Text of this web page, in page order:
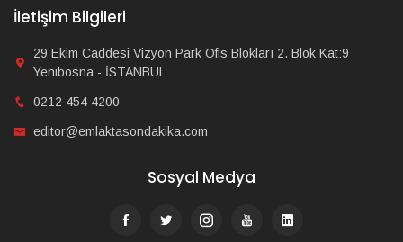
İletişim Bilgileri
29 Ekim Caddesi Vizyon Park Ofis Blokları 2. Blok Kat:9
Yenibosna - İSTANBUL
0212 454 4200
editor@emlaktasondakika.com
Sosyal Medya